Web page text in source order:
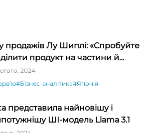
продажів Лу Шиплі: «Спробуйте
продукт на частини й
окремо – ви будете вражені»
2024
#Бізнес-аналітика#Японія
представила найновішу і
ШІ-модель Llama 3.1